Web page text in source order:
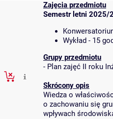
Zajęcia przedmiotu
Semestr letni 2025/
Wykład - 15
Grupy przedmiotu
- Plan zajęć II roku
Skrócony opis
Wiedza o
o zachowaniu się
wpływach